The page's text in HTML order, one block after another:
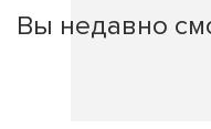
Вы недавно